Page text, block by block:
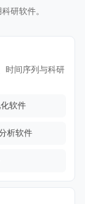
研软件。
时间序列与科研
软件
析软件